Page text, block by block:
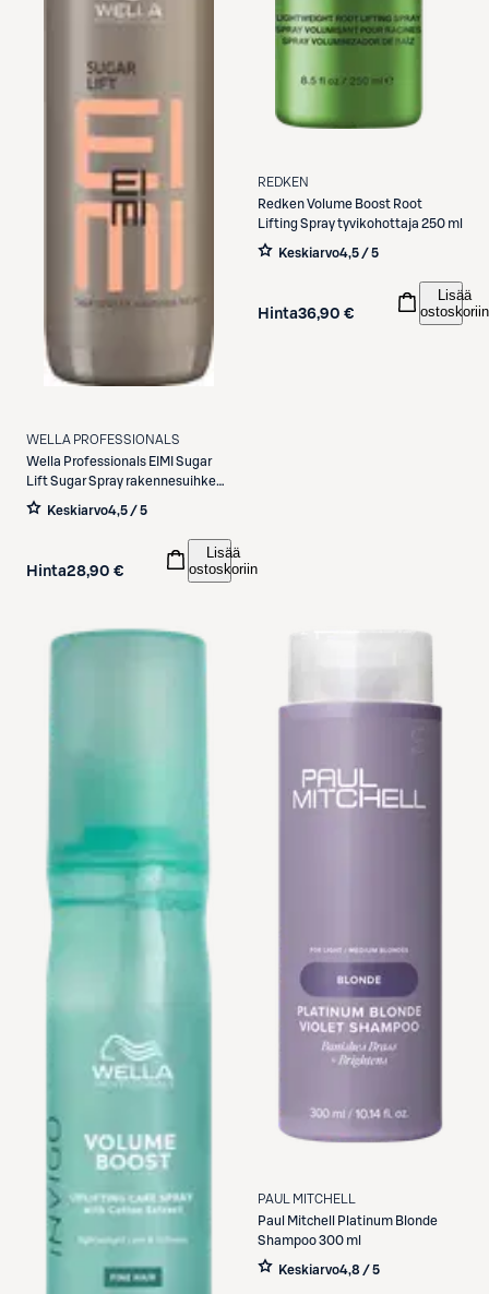
WELLA PROFESSIONALS
Wella Professionals EIMI Sugar
Lift Sugar Spray rakennesuihke
150 ml
Keskiarvo4,5 / 5
Hinta28,90 €
Lisää
ostoskoriin
REDKEN
RedkenVolume Boost Root
Lifting Spray tyvikohottaja 250 ml
Keskiarvo4,5 / 5
Hinta36,90 €
Lisää
ostoskoriin
PAUL MITCHELL
Paul Mitchell
Platinum Blonde
Shampoo 300 ml
Keskiarvo4,8 / 5